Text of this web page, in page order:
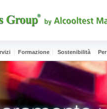
Formazione Sostenibilità